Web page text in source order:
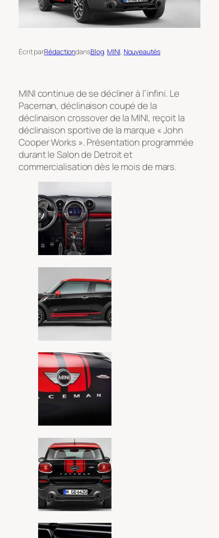
Écrit parRédactiondansBlog, MINI, Nouveautés
MINI continue de se décliner à l’infini. Le
Paceman, déclinaison coupé de la
déclinaison crossover de la MINI, reçoit la
déclinaison sportive de la marque « John
Cooper Works ». Présentation programmée
durant le Salon de Detroit et
commercialisation dès le mois de mars.